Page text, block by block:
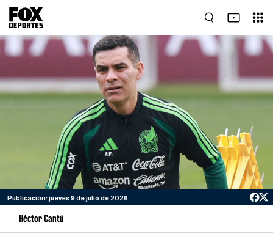
Publicación: jueves 9 de julio de 2026
Héctor Cantú